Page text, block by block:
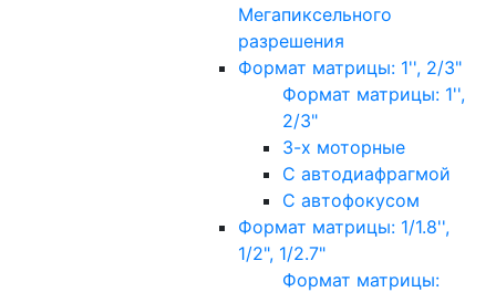
Мегапиксельного
разрешения
Формат матрицы: 1'', 2/3"
Формат матрицы: 1'',
2/3"
3-х моторные
С автодиафрагмой
С автофокусом
Формат матрицы: 1/1.8'',
1/2", 1/2.7"
Формат матрицы: